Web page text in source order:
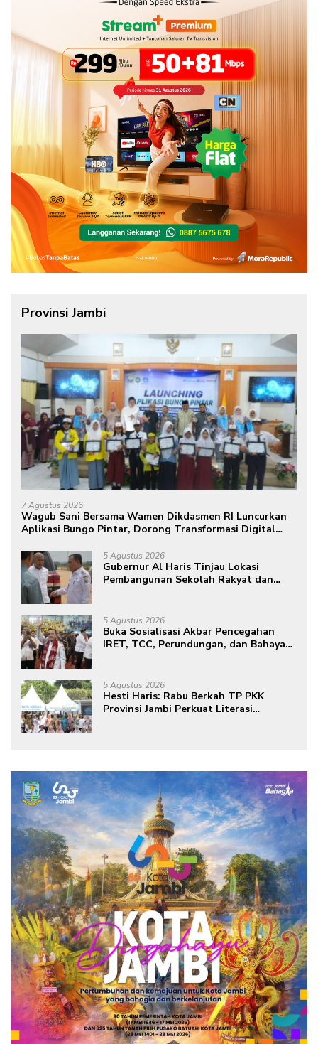
Provinsi Jambi
7 Agustus 2026
Wagub Sani Bersama Wamen Dikdasmen RI Luncurkan
Aplikasi Bungo Pintar, Dorong Transformasi Digital
5 Agustus 2026
Gubernur Al Haris Tinjau Lokasi
Pembangunan Sekolah Rakyat dan
5 Agustus 2026
Buka Sosialisasi Akbar Pencegahan
IRET, TCC, Perundungan, dan Bahaya
masa depan sudah ada di tangan”
5 Agustus 2026
Hesti Haris: Rabu Berkah TP PKK
Provinsi Jambi Perkuat Literasi